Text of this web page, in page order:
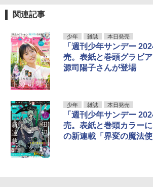
関連記事
少年 雑誌 本日発売
「週刊少年サンデー
売。表紙と巻頭グラビ
源司陽子さんが登場
少年 雑誌 本日発売
「週刊少年サンデー
売。表紙と巻頭カラー
の新連載「界変の魔法